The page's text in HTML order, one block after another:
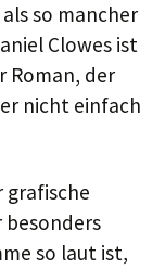
so mancher
Clowes ist
Roman, der
nicht einfach
grafische
besonders
so laut ist,